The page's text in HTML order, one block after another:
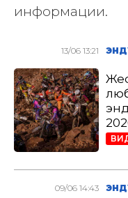
информации.
13/06 13:21
09/06 14:43